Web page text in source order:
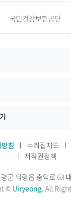
국민건강보험공단
침 누리집지도
저작권정책
군 의령읍 충익로 63
© Uiryeong. All